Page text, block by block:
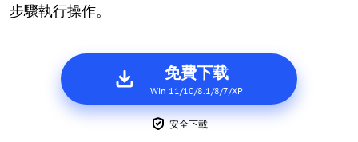
步驟執行操作。
免費下载
Win 11/10/8.1/8/7/XP
安全下載